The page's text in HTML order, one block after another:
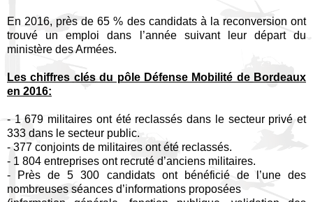
En 2016, près de 65 % des candidats à la reconversion ont
trouvé un emploi dans l’année suivant leur départ du
ministère des Armées.
Les chiffres clés du pôle Défense Mobilité de Bordeaux
en 2016:
- 1 679 militaires ont été reclassés dans le secteur privé et
333 dans le secteur public.
- 377 conjoints de militaires ont été reclassés.
- 1 804 entreprises ont recruté d’anciens militaires.
- Près de 5 300 candidats ont bénéficié de l’une des
nombreuses séances d’informations proposées